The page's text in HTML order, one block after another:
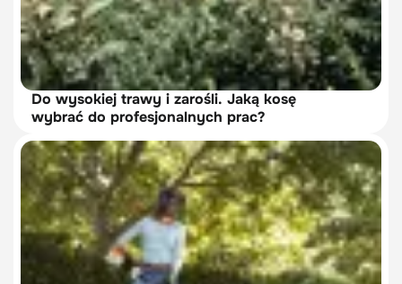
Do wysokiej trawy i zarośli. Jaką kosę
wybrać do profesjonalnych prac?